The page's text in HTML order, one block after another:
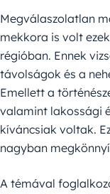
Megválaszolatlan
mekkora is volt
régióban. Ennek
távolságok és a
Emellett a
valamint lakossági
kíváncsiak voltak.
nagyban
A témával